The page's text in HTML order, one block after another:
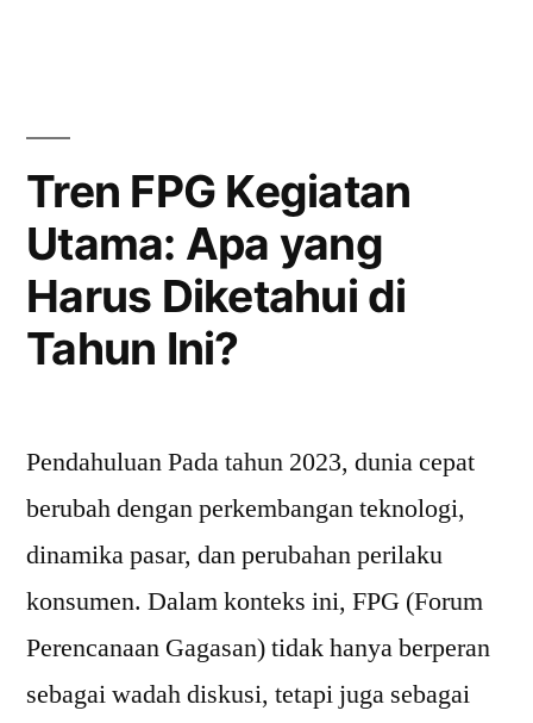
Penting
yang
Perlu
Diketahui”
Tren FPG Kegiatan
Utama: Apa yang
Harus Diketahui di
Tahun Ini?
Pendahuluan Pada tahun 2023, dunia cepat
berubah dengan perkembangan teknologi,
dinamika pasar, dan perubahan perilaku
konsumen. Dalam konteks ini, FPG (Forum
Perencanaan Gagasan) tidak hanya berperan
sebagai wadah diskusi, tetapi juga sebagai